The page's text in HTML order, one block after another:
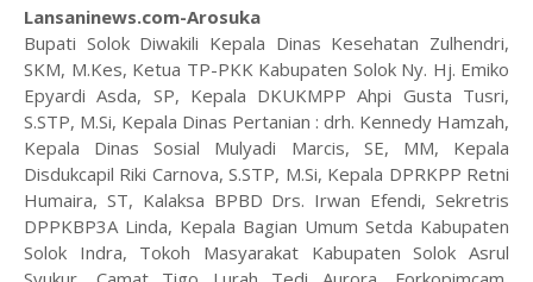
Lansaninews.com-Arosuka
Bupati Solok Diwakili Kepala Dinas Kesehatan Zulhendri,
SKM, M.Kes, Ketua TP-PKK Kabupaten Solok Ny. Hj. Emiko
Epyardi Asda, SP, Kepala DKUKMPP Ahpi Gusta Tusri,
S.STP, M.Si, Kepala Dinas Pertanian : drh. Kennedy Hamzah,
Kepala Dinas Sosial Mulyadi Marcis, SE, MM, Kepala
Disdukcapil Riki Carnova, S.STP, M.Si, Kepala DPRKPP Retni
Humaira, ST, Kalaksa BPBD Drs. Irwan Efendi, Sekretris
DPPKBP3A Linda, Kepala Bagian Umum Setda Kabupaten
Solok Indra, Tokoh Masyarakat Kabupaten Solok Asrul